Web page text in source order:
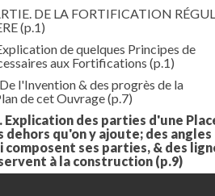
DE LA FORTIFICATION
(p.1)
de quelques Principes de
aux Fortifications (p.1)
l'Invention & des progrès de la
de cet Ouvrage(p.7)
Explication des parties d'une
qu'on y ajoute; des angles
composent ses parties, & des
à la construction (p.9)
angles qui composent les parties